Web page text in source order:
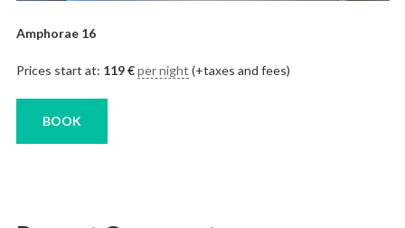
Amphorae 16
Prices start at: 119€ per night (+taxes and fees)
BOOK